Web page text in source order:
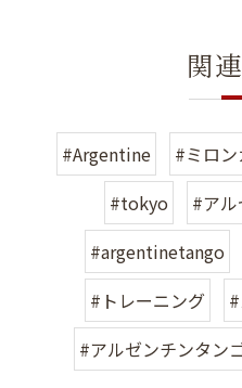
関
#Argentine #ミロン
#tokyo
#ア
#argentinetango
#トレーニング
#アルゼンチンタン